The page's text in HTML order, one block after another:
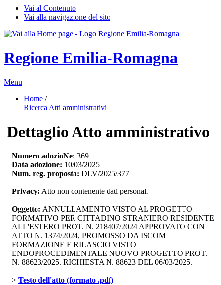
Vai al Contenuto
Vai alla navigazione del sito
Regione Emilia-Romagna
Menu
Home /
Ricerca Atti amministrativi
Dettaglio Atto amministrativo
Numero adozioNe: 369
Data adozione: 10/03/2025
Num. reg. proposta: DLV/2025/377
Privacy: Atto non contenente dati personali
Oggetto: ANNULLAMENTO VISTO AL PROGETTO
FORMATIVO PER CITTADINO STRANIERO RESIDENTE
ALL'ESTERO PROT. N. 218407/2024 APPROVATO CON
ATTO N. 1374/2024, PROMOSSO DA ISCOM
FORMAZIONE E RILASCIO VISTO
ENDOPROCEDIMENTALE NUOVO PROGETTO PROT.
N. 88623/2025. RICHIESTA N. 88623 DEL 06/03/2025.
> Testo dell'atto (formato .pdf)